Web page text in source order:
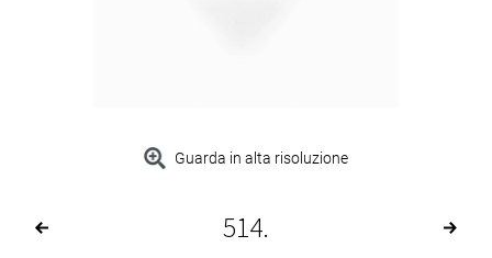
Guarda in alta risoluzione
514